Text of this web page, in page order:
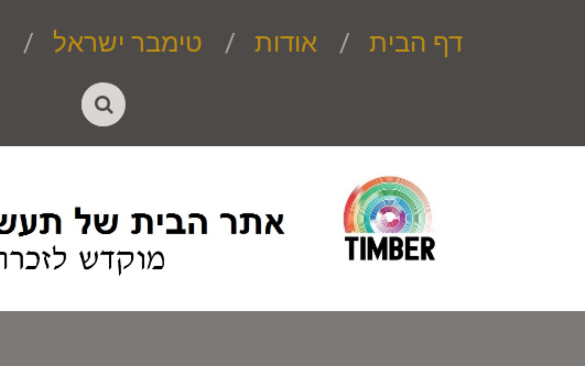
טימבר ישראל אודות דף הבית